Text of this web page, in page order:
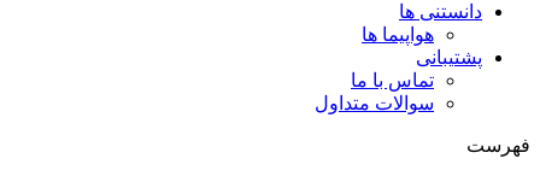
دانستنی ها
هواپیما ها
پشتیبانی
تماس با ما
سوالات متداول
فهرست